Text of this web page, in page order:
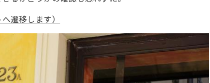
遷移します）